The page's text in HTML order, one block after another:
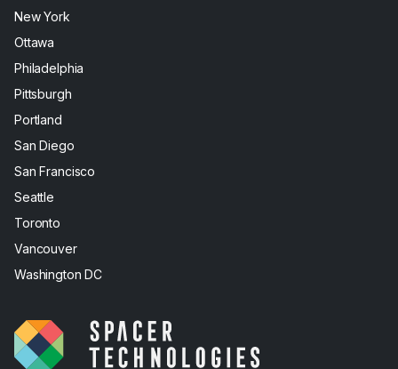
New York
Ottawa
Philadelphia
Pittsburgh
Portland
San Diego
San Francisco
Seattle
Toronto
Vancouver
Washington DC